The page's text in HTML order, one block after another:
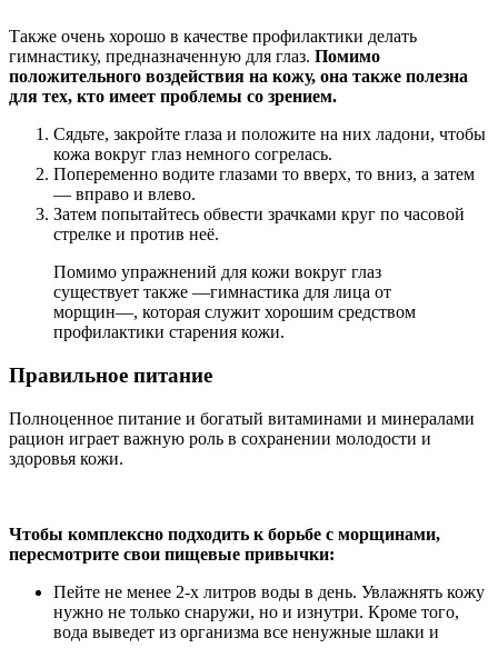
Также очень хорошо в качестве профилактики делать
гимнастику, предназначенную для глаз. Помимо
положительного воздействия на кожу, она также полезна
для тех, кто имеет проблемы со зрением.
Сядьте, закройте глаза и положите на них ладони, чтобы
кожа вокруг глаз немного согрелась.
Попеременно водите глазами то вверх, то вниз, а затем
— вправо и влево.
Затем попытайтесь обвести зрачками круг по часовой
стрелке и против неё.
Помимо упражнений для кожи вокруг глаз
существует также —гимнастика для лица от
морщин—, которая служит хорошим средством
профилактики старения кожи.
Правильное питание
Полноценное питание и богатый витаминами и минералами
рацион играет важную роль в сохранении молодости и
здоровья кожи.
Чтобы комплексно подходить к борьбе с морщинами,
пересмотрите свои пищевые привычки:
Пейте не менее 2-х литров воды в день. Увлажнять кожу
нужно не только снаружи, но и изнутри. Кроме того,
вода выведет из организма все ненужные шлаки и